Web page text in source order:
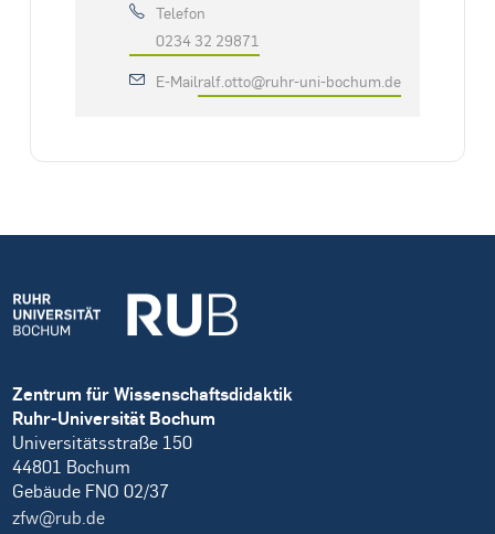
Telefon
0234 32 29871
E-Mailralf.otto@ruhr-uni-bochum.de
Zentrum für Wissenschaftsdidaktik
Ruhr-Universität Bochum
Universitätsstraße 150
44801 Bochum
Gebäude FNO 02/37
zfw@rub.de